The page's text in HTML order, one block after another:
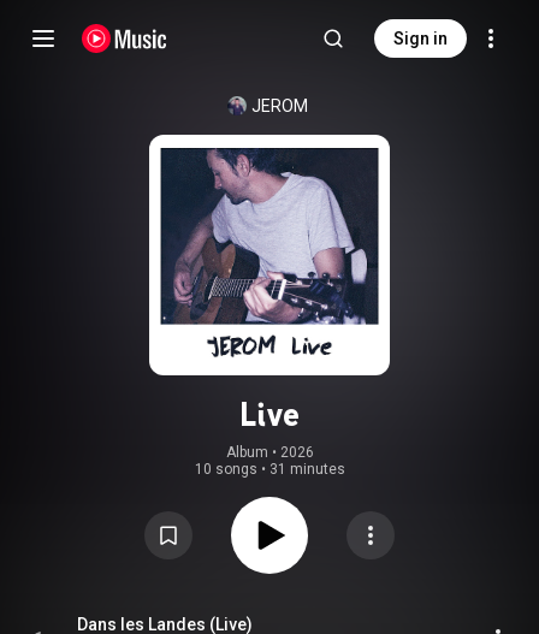
Sign in
JEROM
Live
Album • 2026
10 songs • 31 minutes
Dans les Landes (Live)